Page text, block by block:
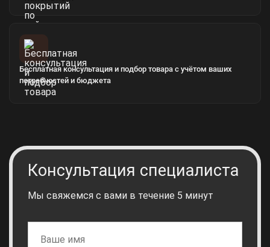
Бесплатная консультация и подбор товара с учётом ваших
потребностей и бюджета
Консультация специалиста
Мы свяжемся с вами в течение 5 минут